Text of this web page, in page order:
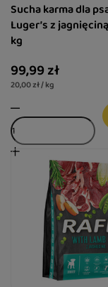
Sucha karma dla
Luger’s z
kg
99,99 zł
20,00 zł / kg